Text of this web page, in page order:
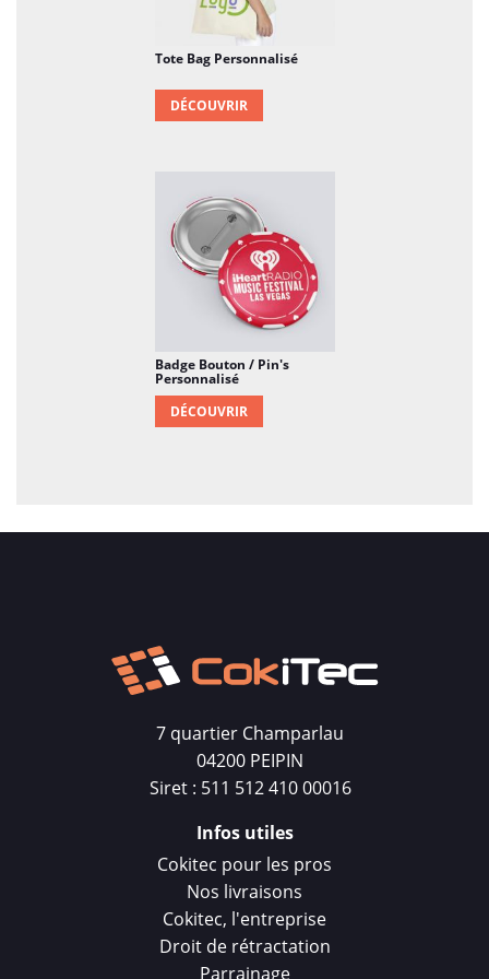
Tote Bag Personnalisé
DÉCOUVRIR
Badge Bouton / Pin's
Personnalisé
DÉCOUVRIR
7 quartier Champarlau
04200 PEIPIN
Siret : 511 512 410 00016
Infos utiles
Cokitec pour les pros
Nos livraisons
Cokitec, l'entreprise
Droit de rétractation
Parrainage